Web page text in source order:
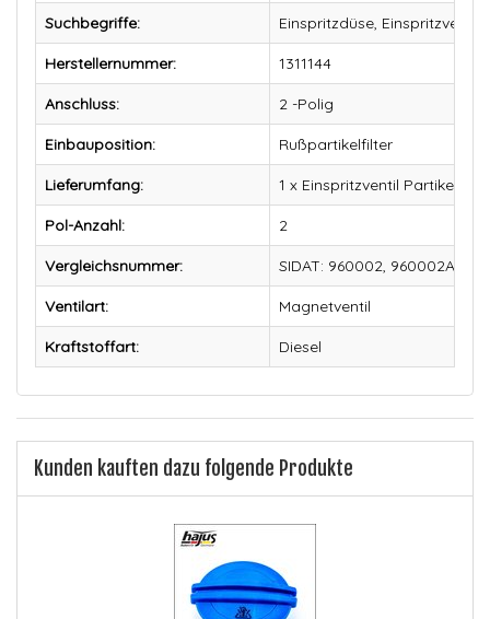
Suchbegriffe: Einspritzdüse,
Herstellernummer: 1311144
Anschluss: 2 -Polig
Einbauposition: Rußpartikelfilter
Lieferumfang: 1 x Einspritzventil Partikelfilter
Pol-Anzahl: 2
Vergleichsnummer: SIDAT: 960002, 960002A2,
Ventilart: Magnetventil
Kraftstoffart: Diesel
Kunden kauften dazu folgende Produkte